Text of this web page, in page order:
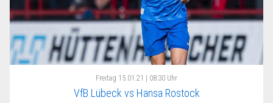
Freitag 15.01.21 | 08:30 Uhr
VfB Lübeck vs Hansa Rostock